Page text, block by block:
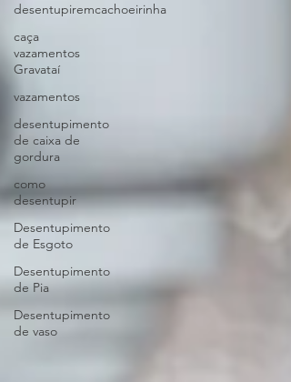
desentupiremcachoeirinha
caça
vazamentos
Gravataí
vazamentos
desentupimento
de caixa de
gordura
como
desentupir
Desentupimento
de Esgoto
Desentupimento
de Pia
Desentupimento
de vaso